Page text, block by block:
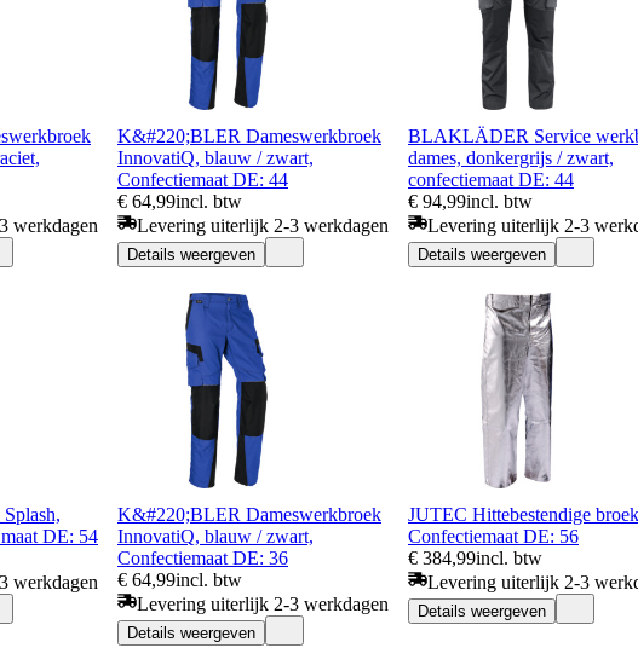
werkdagen
K&#220;BLER Dameswerkbroek
InnovatiQ, blauw / zwart,
Confectiemaat DE: 44
€ 64,99incl. btw
Levering uiterlijk 2-3 werkdagen
Details weergeven
BLAKLÄDER Service
dames, donkergrijs / zwart,
confectiemaat DE: 44
€ 94,99incl. btw
Levering uiterlijk 2-3
Details weergeven
DE: 54
werkdagen
K&#220;BLER Dameswerkbroek
InnovatiQ, blauw / zwart,
Confectiemaat DE: 36
€ 64,99incl. btw
Levering uiterlijk 2-3 werkdagen
Details weergeven
JUTEC Hittebestendige
Confectiemaat DE: 56
€ 384,99incl. btw
Levering uiterlijk 2-3
Details weergeven